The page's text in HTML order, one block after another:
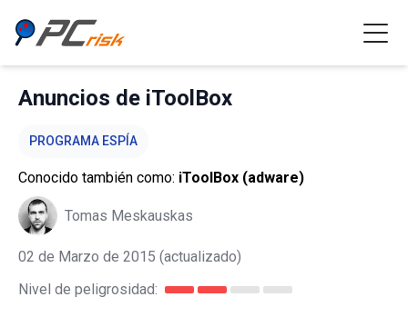
Anuncios de iToolBox
PROGRAMA ESPÍA
Conocido también como: iToolBox (adware)
Tomas Meskauskas
02 de Marzo de 2015 (actualizado)
Nivel de peligrosidad: